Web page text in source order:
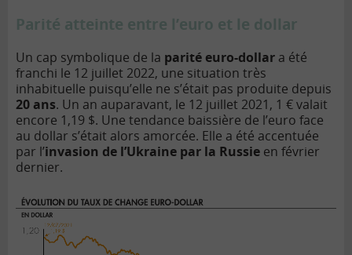
Parité atteinte entre l’euro et le dollar
Un cap symbolique de la parité euro-dollar a été
franchi le 12 juillet 2022, une situation très
inhabituelle puisqu’elle ne s’était pas produite depuis
20 ans. Un an auparavant, le 12 juillet 2021, 1 € valait
encore 1,19 $. Une tendance baissière de l’euro face
au dollar s’était alors amorcée. Elle a été accentuée
par l’invasion de l’Ukraine par la Russie en février
dernier.